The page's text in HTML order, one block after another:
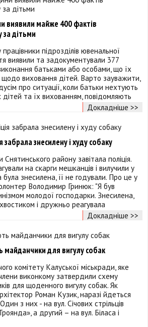
виявили майже 400 фактів
дітьми
підрозділів ювенальної
виявили та задокументували 377
батьками або особами, що їх
щодо виховання дітей. Варто зауважити,
про ситуації, коли батьки нехтують
дітей та їх вихованням, повідомляють
Докладніше >>
забрала знесилену і худу собаку
району завітала поліція.
на скарги мешканців і вилучили у
знесилена, її не годували. Про це у
Володимир Гринюк: "Я був
молодої господарки. Знесилена,
і дружньо реагувала
Докладніше >>
для вигулу собак
комітету Калуської міськради, яке
виконкому затвердили схему
для щоденного вигулу собак. Як
Роман Кузик, наразі йдеться
з них - на вул. Січових стрільців
а другий – на вул. Біласа і